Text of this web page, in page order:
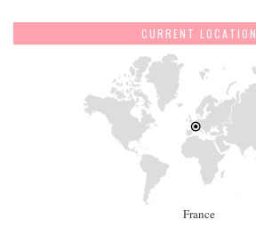
CURRENT LOCATION
France